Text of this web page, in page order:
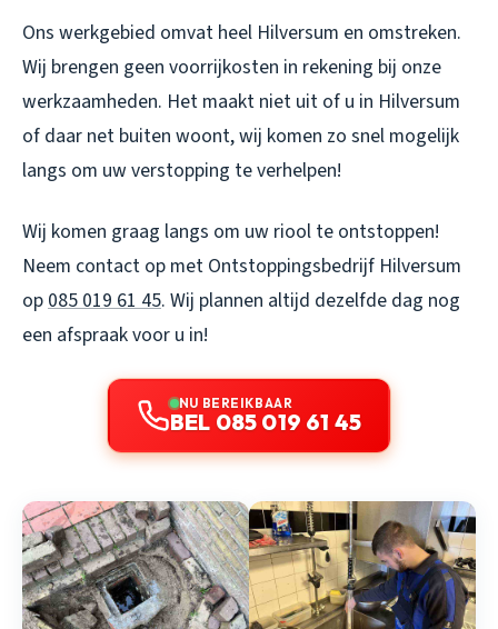
Ons werkgebied omvat heel Hilversum en omstreken.
Wij brengen geen voorrijkosten in rekening bij onze
werkzaamheden. Het maakt niet uit of u in Hilversum
of daar net buiten woont, wij komen zo snel mogelijk
langs om uw verstopping te verhelpen!
Wij komen graag langs om uw riool te ontstoppen!
Neem contact op met Ontstoppingsbedrijf Hilversum
op085 019 61 45. Wij plannen altijd dezelfde dag nog
een afspraak voor u in!
NU BEREIKBAAR
BEL 085 019 61 45